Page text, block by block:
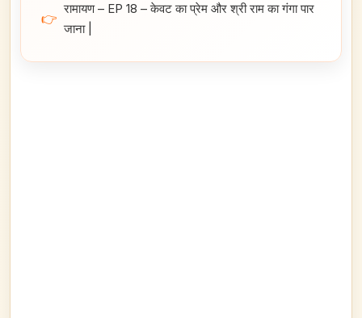
👉
रामायण – EP 18 – केवट का प्रेम और श्री राम का गंगा पार
जाना |